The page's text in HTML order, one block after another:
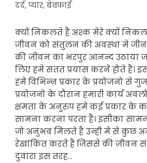
दर्द, प्यार, बेवफाई
क्यों निकलते है अश्क मेरे क्यों
जीवन को संतुलन की अवस्था मे
की जीवन का भरपुर आनन्द उठाया
लिए हमे सतत प्रयास करने होते है।
हमे विभिन्न प्रकार के प्रयोजनो से
प्रयोजनो के दौरान हमारी कार्य
क्षमता के अनुरुप हमे कई प्रकार के
सामना करना परता है। इसीका
जो अनुभव मिलते है उन्ही मे से कुछ
रेखांकित करते है जिससे की जीवन
दुवारा इस तरह…